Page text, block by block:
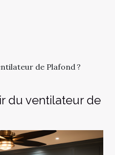
de Plafond ?
du ventilateur de